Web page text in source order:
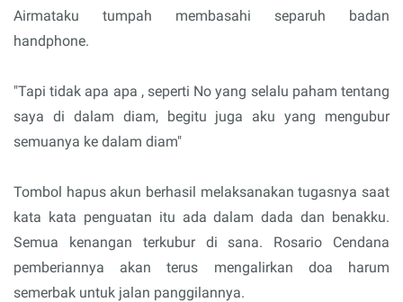
Airmataku tumpah membasahi separuh badan
handphone.
"Tapi tidak apa apa , seperti No yang selalu paham tentang
saya di dalam diam, begitu juga aku yang mengubur
semuanya ke dalam diam"
Tombol hapus akun berhasil melaksanakan tugasnya saat
kata kata penguatan itu ada dalam dada dan benakku.
Semua kenangan terkubur di sana. Rosario Cendana
pemberiannya akan terus mengalirkan doa harum
semerbak untuk jalan panggilannya.